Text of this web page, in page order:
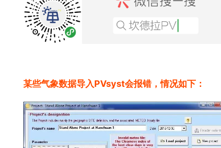
某些气象数据导入PVsyst会报错，情况如下：